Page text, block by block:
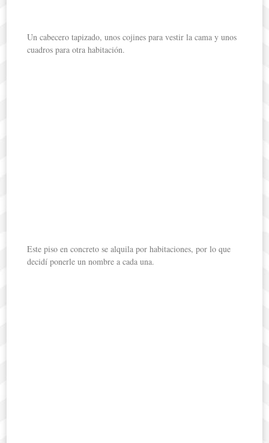
Un cabecero tapizado, unos cojines para vestir la cama y unos
cuadros para otra habitación.
Este piso en concreto se alquila por habitaciones, por lo que
decidí ponerle un nombre a cada una.